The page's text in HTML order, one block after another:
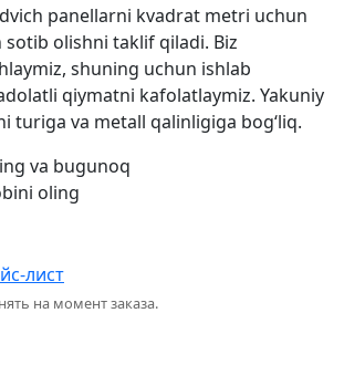
panellarni kvadrat metri uchun
sotib olishni taklif qiladi. Biz
shuning uchun ishlab
qiymatni kafolatlaymiz. Yakuniy
turiga va metall qalinligiga bog‘liq.
va bugunoq
oling
лист
на момент заказа.